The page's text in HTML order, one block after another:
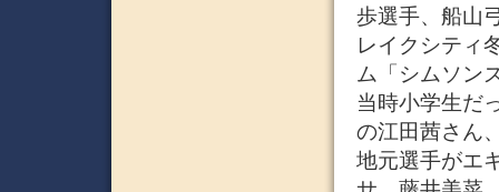
歩選手、船山
レイクシティ
ム「シムソン
当時小学生だ
の江田茜さん
地元選手がエ